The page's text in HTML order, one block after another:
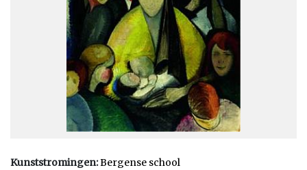
Bergense School - een stroming die gekenmerkt wordt door
figuratie met kubistische invloeden en een expressionistische
toets in donkere tinten.
Ze schilderde dorpsgezichten, figuurvoorstellingen, industriële
landschappen, landschappen, naaktfiguren, portretten en
stillevens. Naast schilderijen maakte ze ook boekomslagen en
Kunststromingen:Bergense school